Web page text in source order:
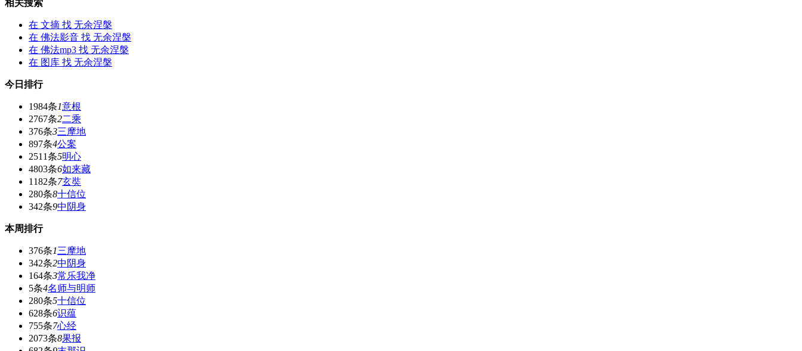
相关搜索
在 文摘 找 无余涅槃
在 佛法影音 找 无余涅槃
在 佛法mp3 找 无余涅槃
在 图库 找 无余涅槃
今日排行
1984条1意根
2767条2二乘
376条3三摩地
897条4公案
2511条5明心
4803条6如来藏
1182条7玄奘
280条8十信位
342条9中阴身
本周排行
376条1三摩地
342条2中阴身
164条3常乐我净
5条4名师与明师
280条5十信位
628条6识蕴
755条7心经
2073条8果报